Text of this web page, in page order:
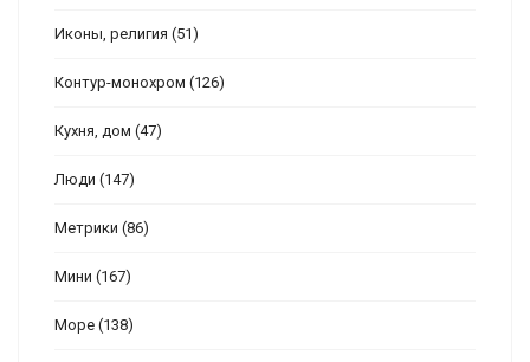
Иконы, религия (51)
Контур-монохром (126)
Кухня, дом (47)
Люди (147)
Метрики (86)
Мини (167)
Море (138)